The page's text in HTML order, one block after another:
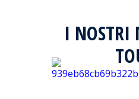
I NOSTRI